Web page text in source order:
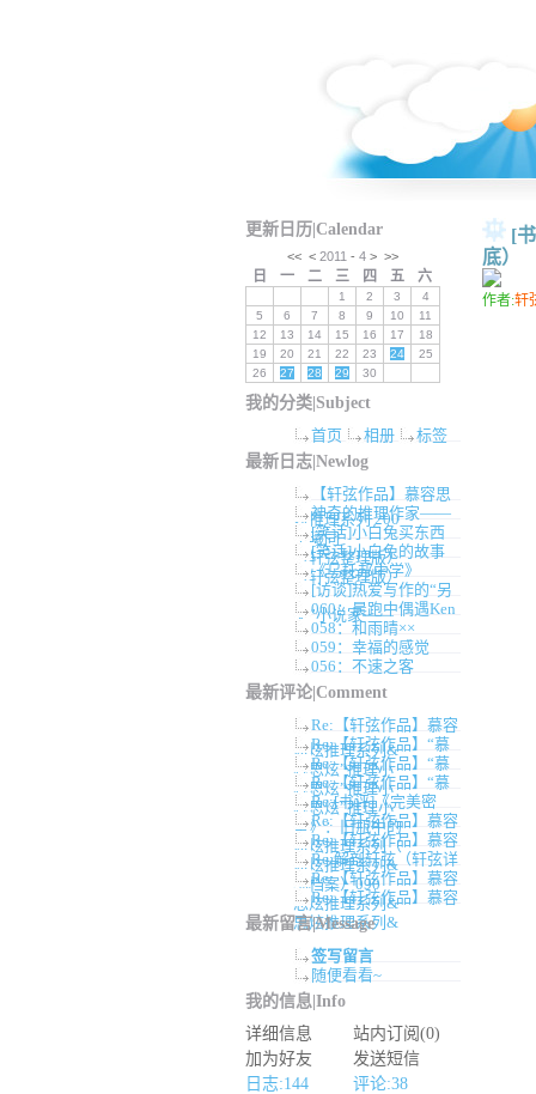
更新日历|Calendar
<< <2011 - 4 > >>
日 一 二 三 四 五 六
1 2 3
4
5
6 7 8 9 10
11
12
13 14 15 16 17
18
19
20 21 22 23 24
25
26
27 28 29 30
我的分类|Subject
首页
相册
标签
最新日志|Newlog
【轩弦作品】慕容思
炫推理系列 200
神奇的推理作家——
卓曦同
[笑话]小白兔买东西
（轩弦整理版）
[笑话]小白兔的故事
（轩弦整理版）
《乌托邦中学》
[访谈]热爱写作的“另
类”小说家——
060：晨跑中偶遇Ken
058：和雨晴××
059：幸福的感觉
056：不速之客
最新评论|Comment
Re:【轩弦作品】慕容
思炫推理系列&
Re:【轩弦作品】“慕
容思炫”推理小
Re:【轩弦作品】“慕
容思炫”推理小
Re:【轩弦作品】“慕
容思炫”推理小
Re:[书评]《完美密
室》：旧瓶中的
Re:【轩弦作品】慕容
思炫推理系列（
Re:【轩弦作品】慕容
思炫推理系列&
Re:解剖轩弦（轩弦详
细档案）090
Re:【轩弦作品】慕容
思炫推理系列&
Re:【轩弦作品】慕容
思炫推理系列&
最新留言|Message
签写留言
随便看看~
我的信息|Info
详细信息
站内订阅(0)
加为好友
发送短信
日志:144
评论:38
[
底
作者:轩